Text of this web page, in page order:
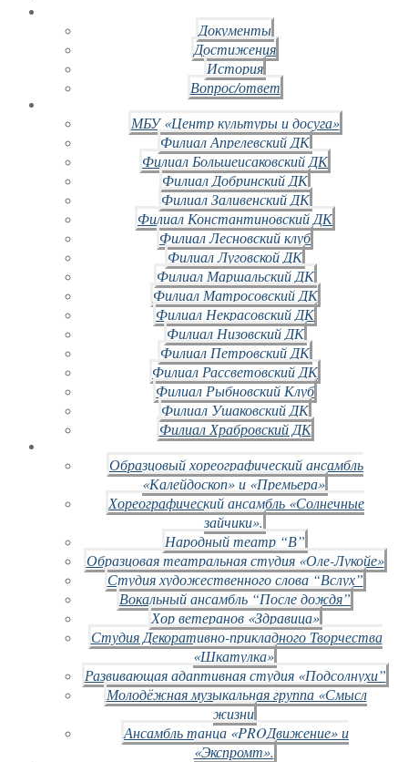
Документы
Достижения
История
Вопрос/ответ
МБУ «Центр культуры и досуга»
Филиал Апрелевский ДК
Филиал Большеисаковский ДК
Филиал Добринский ДК
Филиал Заливенский ДК
Филиал Константиновский ДК
Филиал Лесновский клуб
Филиал Луговской ДК
Филиал Маршальский ДК
Филиал Матросовский ДК
Филиал Некрасовский ДК
Филиал Низовский ДК
Филиал Петровский ДК
Филиал Рассветовский ДК
Филиал Рыбновский Клуб
Филиал Ушаковский ДК
Филиал Храбровский ДК
Образцовый хореографический ансамбль
«Калейдоскоп» и «Премьера»
Хореографический ансамбль «Солнечные
зайчики».
Народный театр “В”
Образцовая театральная студия «Оле-Лукойе»
Студия художественного слова “Вслух”
Вокальный ансамбль “После дождя”
Хор ветеранов «Здравица»
Студия Декоративно-прикладного Творчества
«Шкатулка»
Развивающая адаптивная студия «Подсолнухи”
Молодёжная музыкальная группа «Смысл
жизни
Ансамбль танца «PROДвижение» и
«Экспромт».